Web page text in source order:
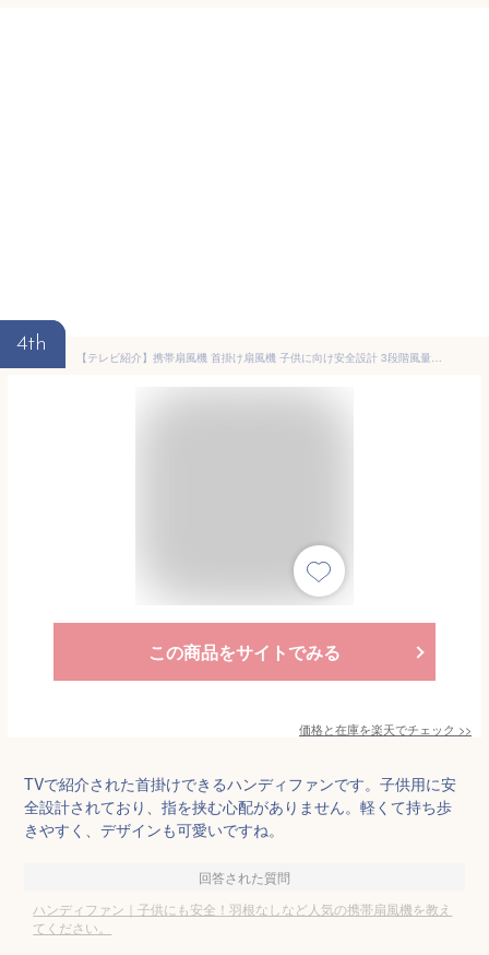
4th
【テレビ紹介】携帯扇風機 首掛け扇風機 子供に向け安全設計 3段階風量切替 USB充電式 超軽量 手持ち扇風機 パワフル送風 ハンディファン 卓上扇風機 大人 子供 小学生 可愛 ミニ扇風機 静音 コンパクト 小型 熱中症対策 暑さ対策 自宅/オフィス用/プレゼント
この商品をサイトでみる
価格と在庫を楽天でチェック >>
TVで紹介された首掛けできるハンディファンです。子供用に安
全設計されており、指を挟む心配がありません。軽くて持ち歩
きやすく、デザインも可愛いですね。
回答された質問
ハンディファン｜子供にも安全！羽根なしなど人気の携帯扇風機を教え
てください。